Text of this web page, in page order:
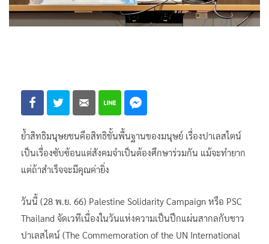
ย้ำสิทธิมนุษยชนคือสิทธิขั้นพื้นฐานของมนุษย์ เรื่องปาเลสไตน์
เป็นเรื่องซับซ้อนแต่สังคมจำเป็นต้องศึกษาร่วมกัน แม้จะทำยาก
แต่ถ้าสำเร็จจะมีคุณค่ายิ่ง
วันนี้ (28 พ.ย. 66) Palestine Solidarity Campaign หรือ PSC
Thailand จัดเวทีเนื่องในวันแห่งความเป็นปึกแผ่นสากลกับชาว
ปาเลสไตน์ (The Commemoration of the UN International